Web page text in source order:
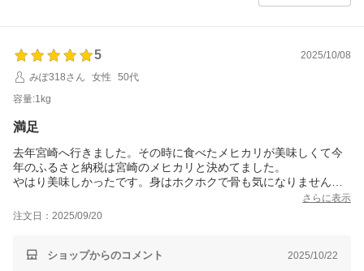
5
2025/10/08
みぽ318さん
女性
50代
容量:1kg
満足
去年宮崎へ行きました。その時に食べたメヒカリが美味しくて今
年のふるさと納税は宮崎のメヒカリと決めてました。
やはり美味しかったです。身はホクホクで骨も気になりません。
旦那は味が薄いとは言ってましたがそこは個人差かな
さらに表示
注文日：2025/09/20
ショップからのコメント 2025/10/22